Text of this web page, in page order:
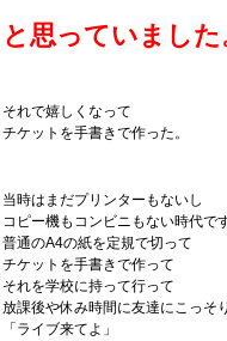
と思っていました
それで嬉しくなって
チケットを手書きで作った。
当時はまだプリンターもないし
コピー機もコンビニもない時代で
普通のA4の紙を定規で切って
チケットを手書きで作って
それを学校に持って行って
放課後や休み時間に友達にこっそり
「ライブ来てよ」